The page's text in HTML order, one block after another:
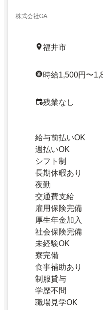
株式会社GA
福井市
時給1,500円〜
残業なし
給与前払いOK
週払いOK
シフト制
長期休暇あり
夜勤
交通費支給
雇用保険完備
厚生年金加入
社会保険完備
未経験OK
寮完備
食事補助あり
制服貸与
学歴不問
職場見学OK